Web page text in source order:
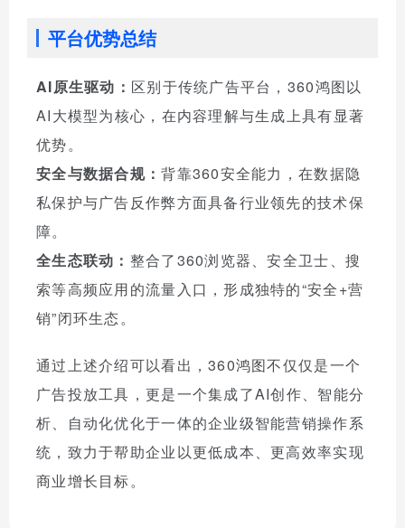
平台优势总结
AI原生驱动： 区别于传统广告平台，360鸿图以
AI大模型为核心，在内容理解与生成上具有显著
优势。
安全与数据合规：背靠360安全能力，在数据隐
私保护与广告反作弊方面具备行业领先的技术保
障。
全生态联动： 整合了360浏览器、安全卫士、搜
索等高频应用的流量入口，形成独特的“安全+营
销”闭环生态。
通过上述介绍可以看出，360鸿图不仅仅是一个
广告投放工具，更是一个集成了AI创作、智能分
析、自动化优化于一体的企业级智能营销操作系
统，致力于帮助企业以更低成本、更高效率实现
商业增长目标。